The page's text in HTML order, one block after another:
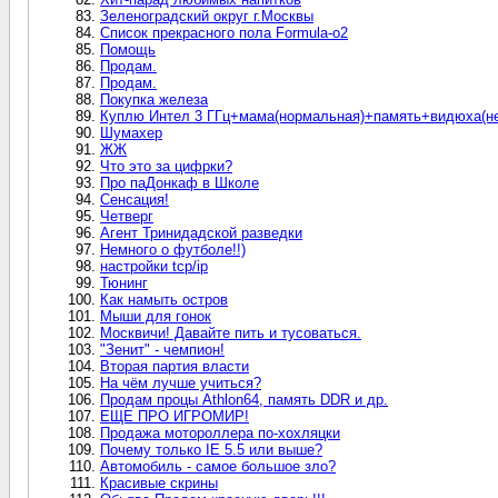
Зеленоградский округ г.Москвы
Список прекрасного пола Formula-o2
Помощь
Продам.
Продам.
Покупка железа
Куплю Интел 3
Шумахер
ЖЖ
Что это за цифрки?
Про паДонкаф в Школе
Сенсация!
Четверг
Агент Тринидадской разведки
Немного о футболе!!)
настройки tcp/ip
Тюнинг
Как намыть остров
Мыши для гонок
Москвичи! Давайте пить и тусоваться.
"Зенит" - чемпион!
Вторая партия власти
На чём лучше учиться?
Продам процы Athlon64, память DDR и др.
ЕЩЕ ПРО ИГРОМИР!
Продажа мотороллера по-хохляцки
Почему только IE 5.5 или выше?
Автомобиль - самое большое зло?
Красивые скрины